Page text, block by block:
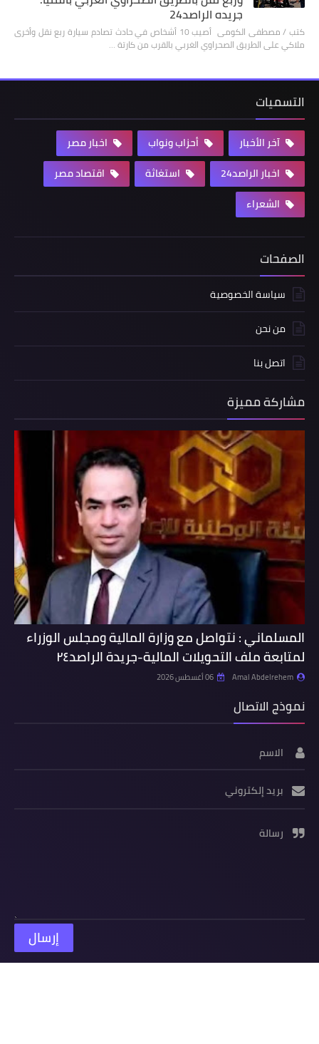
جريده الراصد24
كتب / مصطفى الكومى أصيب 10 أشخاص في حادث تصادم سيارة ربع نقل وأخرى
ملاكي على الطريق الصحراوي الغربي بالقرب من كارتة …
التسميات
آخر الأخبار أحزاب ونواب
اخبار مصر
اخبار الراصد24
استغاثة
اقتصاد مصر
الشعراء
الصفحات
سياسة الخصوصية
من نحن
اتصل بنا
مشاركة مميزة
المسلماني : نتواصل مع وزارة المالية ومجلس الوزراء
لمتابعة ملف التحويلات المالية-جريدة الراصد٢٤
Amal Abdelrehem 06 أغسطس 2026
نموذج الاتصال
الاسم
بريد إلكتروني
رسالة